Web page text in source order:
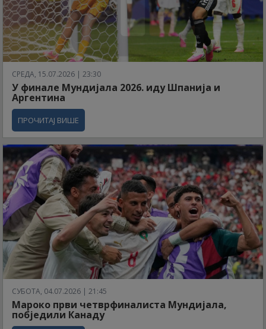
СРЕДА, 15.07.2026 | 23:30
У финале Мундијала 2026. иду Шпанија и
Аргентина
ПРОЧИТАЈ ВИШЕ
СУБОТА, 04.07.2026 | 21:45
Мароко први четврфиналиста Мундијала,
побједили Канаду